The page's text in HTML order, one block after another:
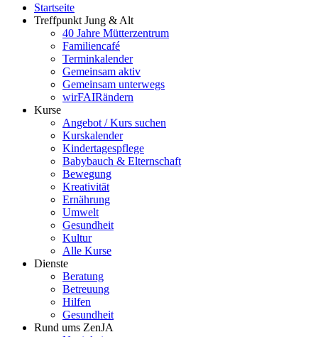
Startseite
Treffpunkt Jung & Alt
40 Jahre Mütterzentrum
Familiencafé
Terminkalender
Gemeinsam aktiv
Gemeinsam unterwegs
wirFAIRändern
Kurse
Angebot / Kurs suchen
Kurskalender
Kindertagespflege
Babybauch & Elternschaft
Bewegung
Kreativität
Ernährung
Umwelt
Gesundheit
Kultur
Alle Kurse
Dienste
Beratung
Betreuung
Hilfen
Gesundheit
Rund ums ZenJA